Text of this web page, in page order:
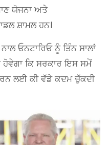
ਯੋਜਨਾ ਅਤੇ
ਸ਼ਾਮਲ ਹਨ।
ਓਨਟਾਰਿਓ ਨੂੰ ਤਿੰਨ ਸਾਲਾਂ
ਹੋਵੇਗਾ ਕਿ ਸਰਕਾਰ ਇਸ ਸਮੇਂ
ਲਈ ਕੀ ਵੱਡੇ ਕਦਮ ਚੁੱਕਦੀ